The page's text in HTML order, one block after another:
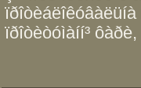
ïðîòèáëîêóâàëüíà
ïðîòèòóìàíí³